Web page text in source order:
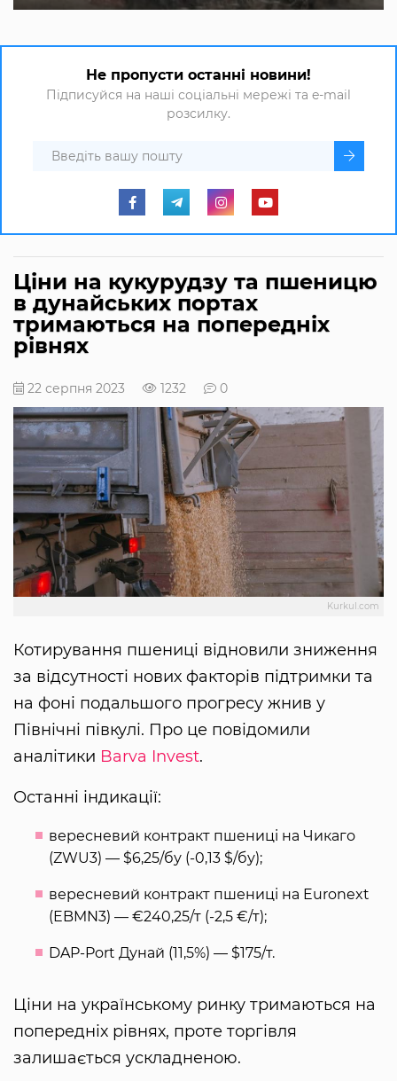
Не пропусти останні новини!
Підписуйся на наші соціальні мережі та e-mail
розсилку.
Ціни на кукурудзу та пшеницю
в дунайських портах
тримаються на попередніх
рівнях
22 серпня 2023 1232 0
Kurkul.com
Котирування пшениці відновили зниження
за відсутності нових факторів підтримки та
на фоні подальшого прогресу жнив у
Північні півкулі. Про це повідомили
аналітики Barva Invest.
Останні індикації:
вересневий контракт пшениці на Чикаго
(ZWU3) — $6,25/бу (-0,13 $/бу);
вересневий контракт пшениці на Euronext
(EBMN3) — €240,25/т (-2,5 €/т);
DAP-Port Дунай (11,5%) — $175/т.
Ціни на українському ринку тримаються на
попередніх рівнях, проте торгівля
залишається ускладненою.